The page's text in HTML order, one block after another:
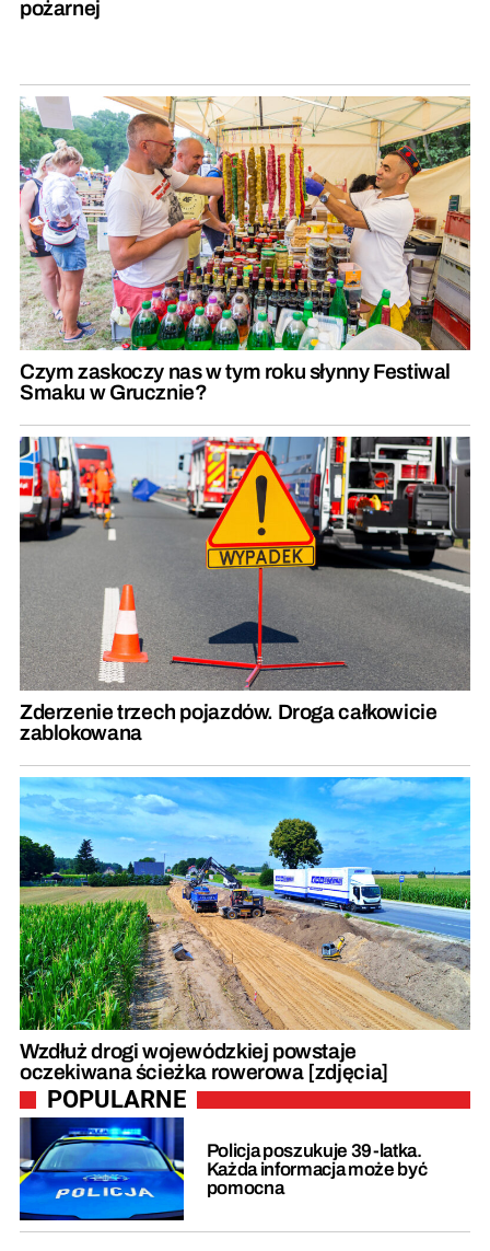
pożarnej
Czym zaskoczy nas w tym roku słynny Festiwal
Smaku w Grucznie?
Zderzenie trzech pojazdów. Droga całkowicie
zablokowana
Wzdłuż drogi wojewódzkiej powstaje
oczekiwana ścieżka rowerowa [zdjęcia]
POPULARNE
Policja poszukuje 39-latka.
Każda informacja może być
pomocna